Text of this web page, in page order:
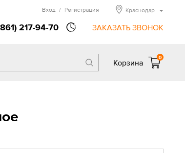
217-94-70 ЗАКАЗАТЬ ЗВОНОК
Вход / Регистрация Краснодар
Корзина
0